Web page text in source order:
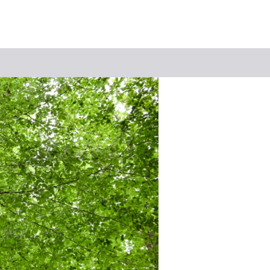
Suchbegriff
Das könnte Sie interessieren
Stadtführungen
Events & Tickets
Ausflugsziele
Erlebnisse
Wein
Radfahren
Wandern